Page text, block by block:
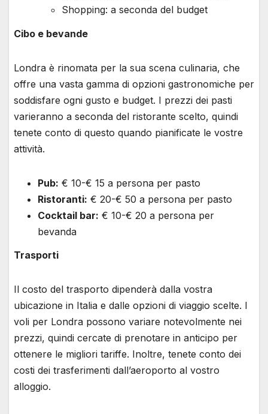
Shopping: a seconda del budget
Cibo e bevande
Londra è rinomata per la sua scena culinaria, che
offre una vasta gamma di opzioni gastronomiche per
soddisfare ogni gusto e budget. I prezzi dei pasti
varieranno a seconda del ristorante scelto, quindi
tenete conto di questo quando pianificate le vostre
attività.
Pub: € 10-€ 15 a persona per pasto
Ristoranti: € 20-€ 50 a persona per pasto
Cocktail bar: € 10-€ 20 a persona per
bevanda
Trasporti
Il costo del trasporto dipenderà dalla vostra
ubicazione in Italia e dalle opzioni di viaggio scelte. I
voli per Londra possono variare notevolmente nei
prezzi, quindi cercate di prenotare in anticipo per
ottenere le migliori tariffe. Inoltre, tenete conto dei
costi dei trasferimenti dall’aeroporto al vostro
alloggio.